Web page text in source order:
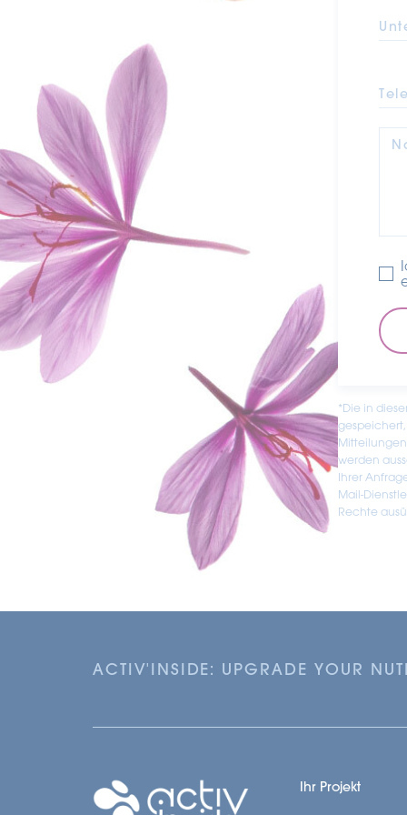
*Die in
werden
Ihrer
Mail-
Rechte
ACTIV'INSIDE: UPGRADE YOUR
Ihr Projekt